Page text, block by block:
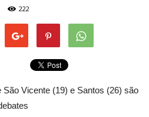
222
Vicente (19) e Santos (26) são